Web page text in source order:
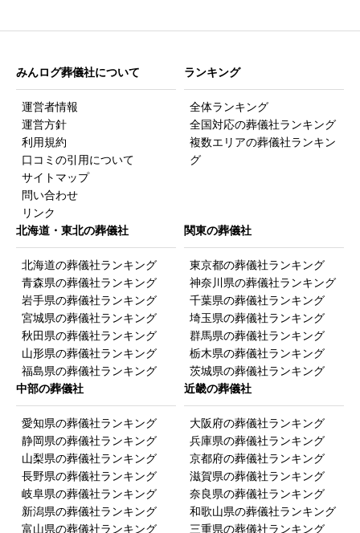
みんログ葬儀社について
運営者情報
運営方針
利用規約
口コミの引用について
サイトマップ
問い合わせ
リンク
ランキング
全体ランキング
全国対応の葬儀社ランキング
複数エリアの葬儀社ランキン
グ
北海道・東北の葬儀社
北海道の葬儀社ランキング
青森県の葬儀社ランキング
岩手県の葬儀社ランキング
宮城県の葬儀社ランキング
秋田県の葬儀社ランキング
山形県の葬儀社ランキング
福島県の葬儀社ランキング
関東の葬儀社
東京都の葬儀社ランキング
神奈川県の葬儀社ランキング
千葉県の葬儀社ランキング
埼玉県の葬儀社ランキング
群馬県の葬儀社ランキング
栃木県の葬儀社ランキング
茨城県の葬儀社ランキング
中部の葬儀社
愛知県の葬儀社ランキング
静岡県の葬儀社ランキング
山梨県の葬儀社ランキング
長野県の葬儀社ランキング
岐阜県の葬儀社ランキング
新潟県の葬儀社ランキング
富山県の葬儀社ランキング
近畿の葬儀社
大阪府の葬儀社ランキング
兵庫県の葬儀社ランキング
京都府の葬儀社ランキング
滋賀県の葬儀社ランキング
奈良県の葬儀社ランキング
和歌山県の葬儀社ランキング
三重県の葬儀社ランキング